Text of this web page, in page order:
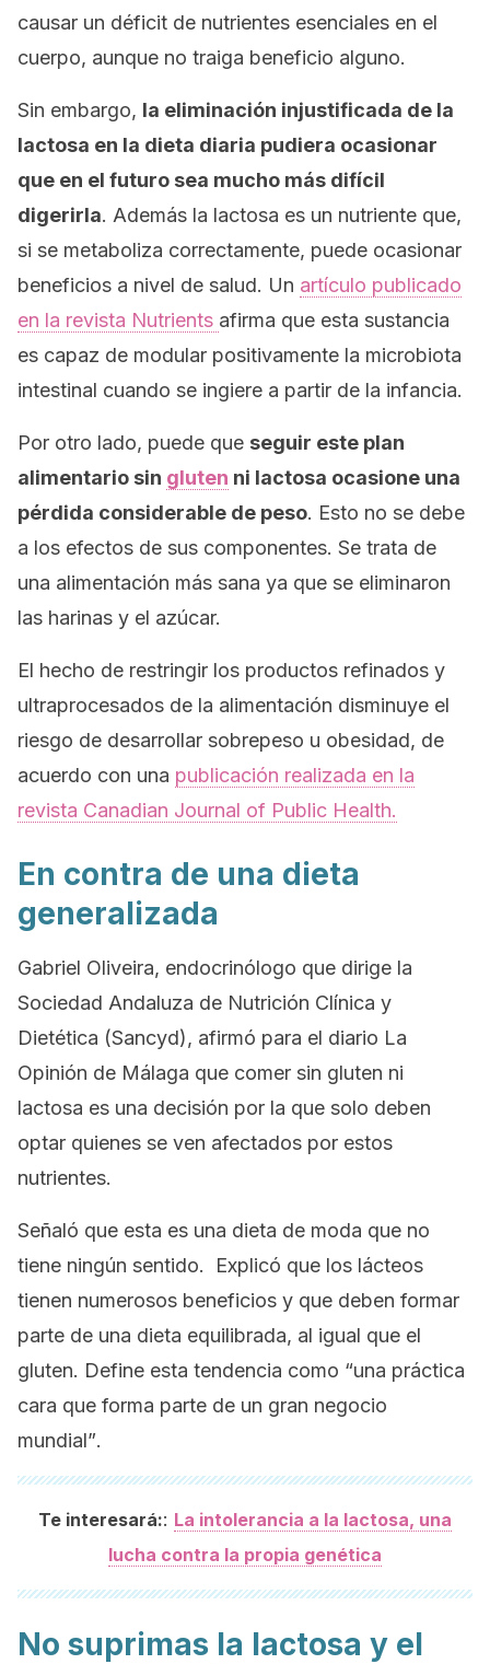
causar un déficit de nutrientes esenciales en el
cuerpo, aunque no traiga beneficio alguno.
Sin embargo, la eliminación injustificada de la
lactosa en la dieta diaria pudiera ocasionar
que en el futuro sea mucho más difícil
digerirla. Además la lactosa es un nutriente que,
si se metaboliza correctamente, puede ocasionar
beneficios a nivel de salud. Un artículo publicado
en la revista Nutrients afirma que esta sustancia
es capaz de modular positivamente la microbiota
intestinal cuando se ingiere a partir de la infancia.
Por otro lado, puede que seguir este plan
alimentario sin gluten ni lactosa ocasione una
pérdida considerable de peso. Esto no se debe
a los efectos de sus componentes. Se trata de
una alimentación más sana ya que se eliminaron
las harinas y el azúcar.
El hecho de restringir los productos refinados y
ultraprocesados de la alimentación disminuye el
riesgo de desarrollar sobrepeso u obesidad, de
acuerdo con una publicación realizada en la
revista Canadian Journal of Public Health.
En contra de una dieta
generalizada
Gabriel Oliveira, endocrinólogo que dirige la
Sociedad Andaluza de Nutrición Clínica y
Dietética (Sancyd), afirmó para el diario La
Opinión de Málaga que comer sin gluten ni
lactosa es una decisión por la que solo deben
optar quienes se ven afectados por estos
nutrientes.
Señaló que esta es una dieta de moda que no
tiene ningún sentido. Explicó que los lácteos
tienen numerosos beneficios y que deben formar
parte de una dieta equilibrada, al igual que el
gluten. Define esta tendencia como “una práctica
cara que forma parte de un gran negocio
mundial”.
Te interesará:: La intolerancia a la lactosa, una
lucha contra la propia genética
No suprimas la lactosa y el